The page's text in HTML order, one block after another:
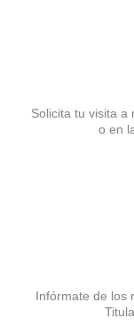
Solicita tu visita a
o en
Infórmate de los